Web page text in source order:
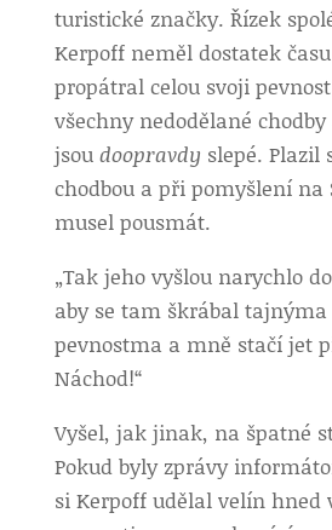
turistické značky. Řízek
Kerpoff neměl dostatek
propátral celou svoji
všechny nedodělané
jsou doopravdy slepé. Plazil
chodbou a při pomyšlení na
musel pousmát.
„Tak jeho vyšlou narychlo
aby se tam škrábal
pevnostma a mně stačí jet
Náchod!“
Vyšel, jak jinak, na špatné
Pokud byly zprávy
si Kerpoff udělal velín